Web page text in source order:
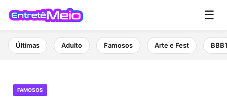
☰
Últimas Adulto Famosos Arte e Fest
FAMOSOS